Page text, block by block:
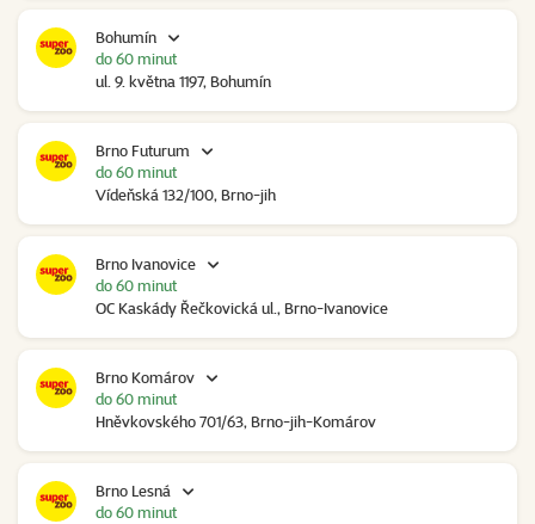
Bohumín
ul. 9. května 1197, Bohumín
do 60 minut
Brno Futurum
Vídeňská 132/100, Brno-jih
do 60 minut
Brno Ivanovice
OC Kaskády Řečkovická ul., Brno-Ivanovice
do 60 minut
Brno Komárov
Hněvkovského 701/63, Brno-jih-Komárov
do 60 minut
Brno Lesná
do 60 minut